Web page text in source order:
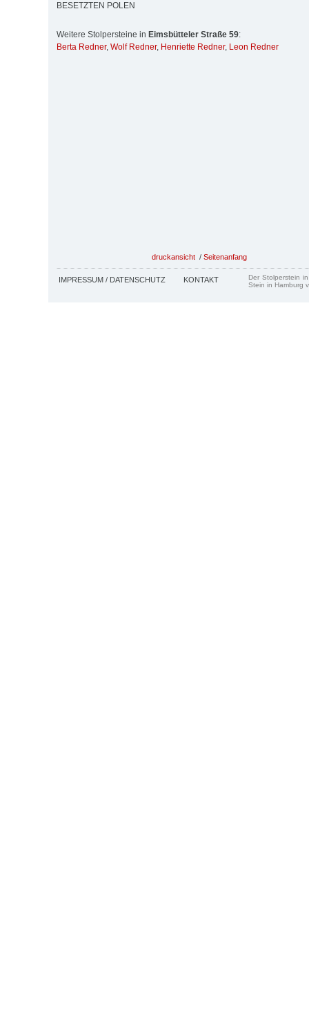
BESETZTEN POLEN
Weitere Stolpersteine in Eimsbütteler Straße 59:
Berta Redner, Wolf Redner, Henriette Redner, Leon Redner
druckansicht / Seitenanfang
IMPRESSUM / DATENSCHUTZ KONTAKT
Der Stolperstein
Stein in Hamburg